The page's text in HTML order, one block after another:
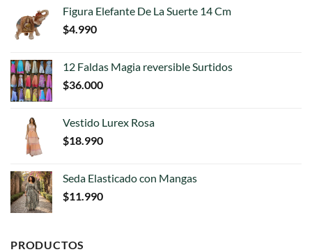
era:
es:
Figura Elefante De La Suerte 14 Cm
$4.990
12 Faldas Magia reversible Surtidos
$36.000
Vestido Lurex Rosa
$18.990
Seda Elasticado con Mangas
$11.990
PRODUCTOS